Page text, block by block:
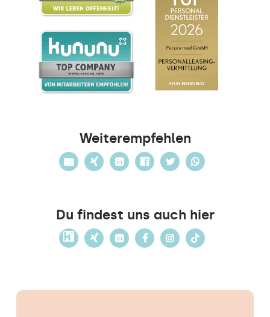
Weiterempfehlen
Du findest uns auch hier